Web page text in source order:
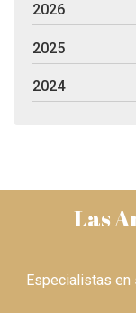
2026
2025
2024
Las
Especialistas en